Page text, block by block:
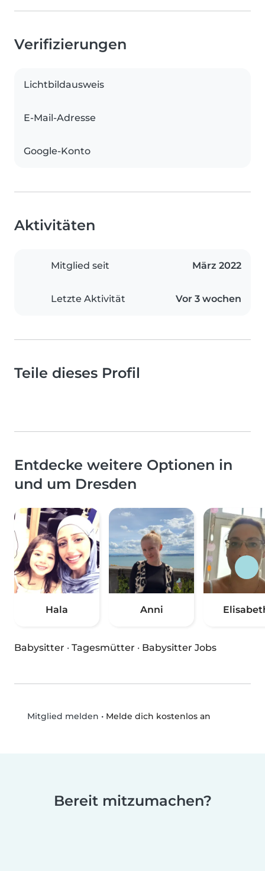
Verifizierungen
Lichtbildausweis
E-Mail-Adresse
Google-Konto
Aktivitäten
Mitglied seit März 2022
Letzte Aktivität Vor 3 wochen
Teile dieses Profil
Entdecke weitere Optionen in
und um Dresden
Hala Anni
Babysitter · Tagesmütter · Babysitter Jobs
Mitglied melden • Melde dich kostenlos an
Bereit mitzumachen?